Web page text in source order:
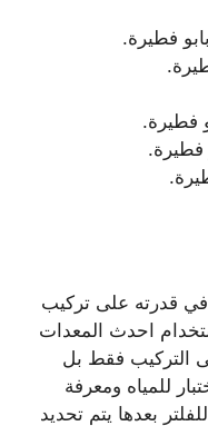
فطيرة.
فطيرة.
فطيرة.
في قدرته على تركيب
احدث المعدات
التركيب فقط بل
للمياه ومعرفة
بعدها يتم تحديد